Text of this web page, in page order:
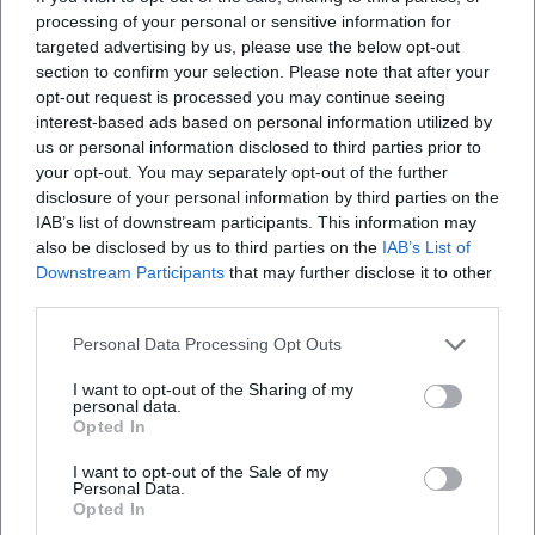
processing of your personal or sensitive information for
targeted advertising by us, please use the below opt-out
section to confirm your selection. Please note that after your
opt-out request is processed you may continue seeing
interest-based ads based on personal information utilized by
us or personal information disclosed to third parties prior to
your opt-out. You may separately opt-out of the further
disclosure of your personal information by third parties on the
IAB’s list of downstream participants. This information may
also be disclosed by us to third parties on the IAB’s List of
Downstream Participants that may further disclose it to other
Personal Data Processing Opt Outs
I want to opt-out of the Sharing of my
personal data.
Opted In
I want to opt-out of the Sale of my
Personal Data.
Opted In
unterstreicht die anhaltende Richtkraft dieser Produktion.
Das Programmdesign bleibt mobil: kurze Set-Updates
reagieren auf Tagesaktuelles, behalten aber die zentrale
Dramaturgie bei.
Das Ökosystem um die Bühne – Newsletter, Merch, Video-
Snippets – stützt die Reichweite. Clips („Wiesn-Typen“,
„1985“) greifen kulturelle Marker auf, die in den Live-
Abenden wiederkehren. Wer das Format als „Albumzyklus“
liest, erkennt eine kohärente Serie, die in regelmäßigen
Abständen neue Kapitel liefert, ohne die Grundfigur zu
verwässern.
Hochsprache, Tradition und Moderne, Volksfest und
Metropole. Sein kultureller Einfluss liegt darin, dass er
Kabarett, lange in politischen Monologen verankert, erhält
bei ihm die Kontur des Popformats – schneller, kürzer,